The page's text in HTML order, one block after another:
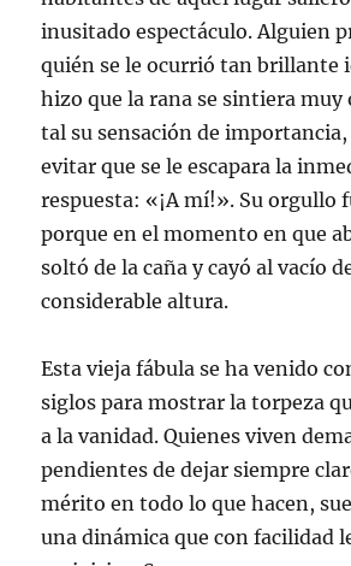
inusitado espectáculo. Alguien
quién se le ocurrió tan brillante
hizo que la rana se sintiera muy
tal su sensación de
evitar que se le escapara la
respuesta: «¡A mí!». Su orgullo
porque en el momento en que
soltó de la caña y cayó al vacío
considerable altura.
Esta vieja fábula se ha venido
siglos para mostrar la torpeza
a la vanidad. Quienes viven
pendientes de dejar siempre
mérito en todo lo que hacen,
una dinámica que con facilidad